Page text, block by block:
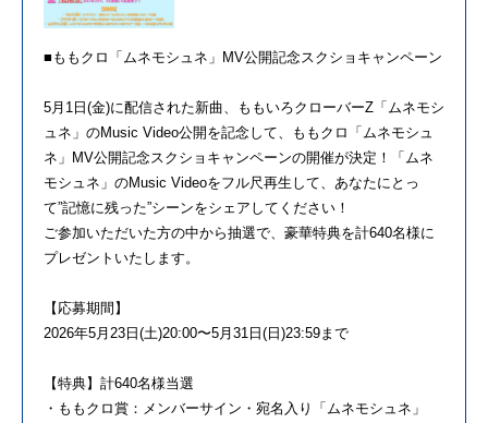
■ももクロ「ムネモシュネ」MV公開記念スクショキャンペーン
5月1日(金)に配信された新曲、ももいろクローバーZ「ムネモシ
ュネ」のMusic Video公開を記念して、ももクロ「ムネモシュ
ネ」MV公開記念スクショキャンペーンの開催が決定！「ムネ
モシュネ」のMusic Videoをフル尺再生して、あなたにとっ
て”記憶に残った”シーンをシェアしてください！
ご参加いただいた方の中から抽選で、豪華特典を計640名様に
プレゼントいたします。
【応募期間】
2026年5月23日(土)20:00〜5月31日(日)23:59まで
【特典】計640名様当選
・ももクロ賞：メンバーサイン・宛名入り「ムネモシュネ」